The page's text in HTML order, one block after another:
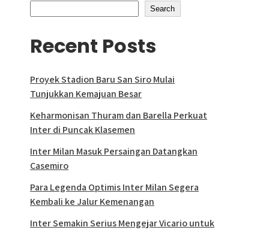
Search
Recent Posts
Proyek Stadion Baru San Siro Mulai
Tunjukkan Kemajuan Besar
Keharmonisan Thuram dan Barella Perkuat
Inter di Puncak Klasemen
Inter Milan Masuk Persaingan Datangkan
Casemiro
Para Legenda Optimis Inter Milan Segera
Kembali ke Jalur Kemenangan
Inter Semakin Serius Mengejar Vicario untuk